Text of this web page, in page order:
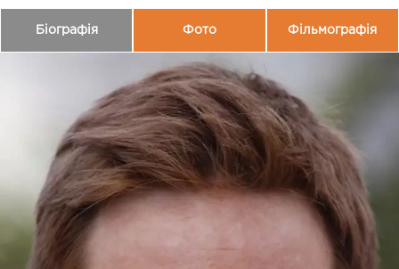
Біографія Фото Фільмографія